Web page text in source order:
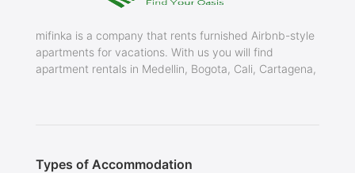
mifinka is a company that rents furnished Airbnb-style
apartments for vacations. With us you will find
apartment rentals in Medellin, Bogota, Cali, Cartagena,
Types of Accommodation